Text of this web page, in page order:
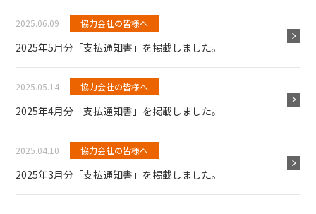
2025.06.09 協力会社の皆様へ
2025年5月分「支払通知書」を掲載しました。
2025.05.14 協力会社の皆様へ
2025年4月分「支払通知書」を掲載しました。
2025.04.10 協力会社の皆様へ
2025年3月分「支払通知書」を掲載しました。